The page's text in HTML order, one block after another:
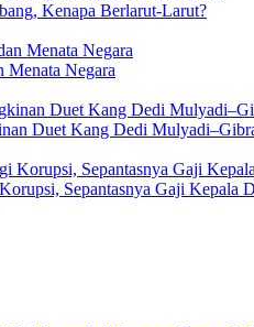
Kenapa Berlarut-Larut?
Menata Negara
Duet Kang Dedi
Sepantasnya Gaji Kepala